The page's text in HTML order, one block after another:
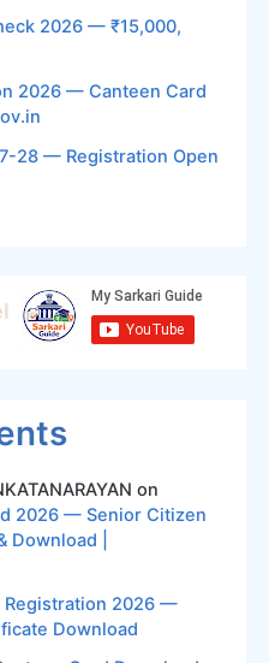
2026 — ₹15,000,
2026 — Canteen Card
28 — Registration Open
on
2026 — Senior Citizen
|
Registration 2026 —
Download